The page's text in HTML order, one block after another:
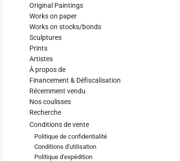
Original Paintings
Works on paper
Works on stocks/bonds
Sculptures
Prints
Artistes
À propos de
Financement & Défiscalisation
Récemment vendu
Nos coulisses
Recherche
Conditions de vente
Politique de confidentialité
Conditions d'utilisation
Politique d'expédition